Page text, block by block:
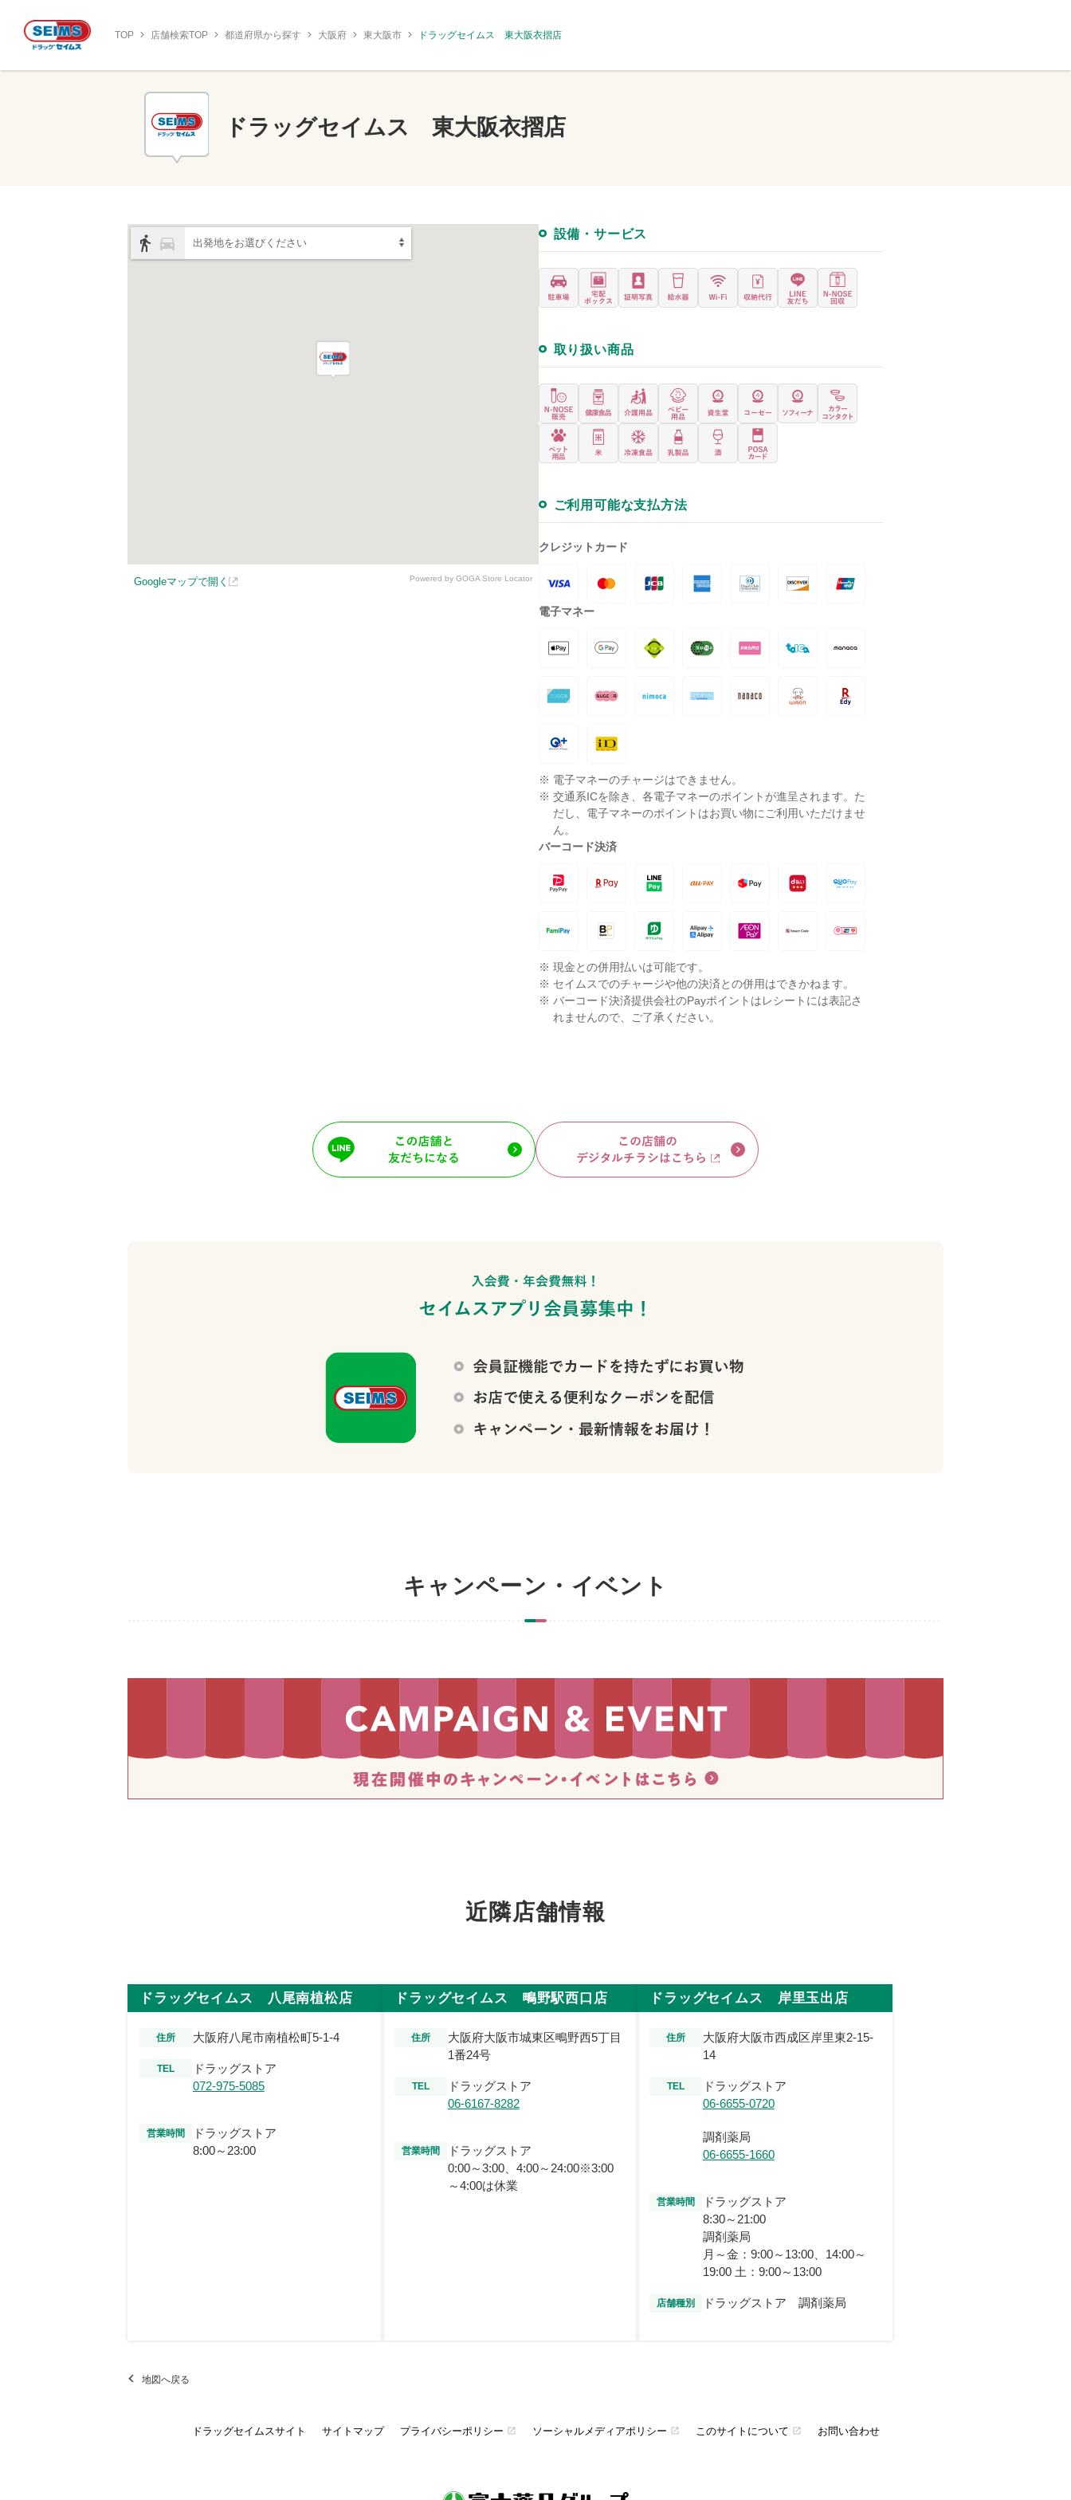
TOP 店舗検索TOP 都道府県から探す 大阪府 東大阪市 ドラッグセイムス 東大阪衣摺店
ドラッグセイムス 東大阪衣摺店
出発地をお選びください
Googleマップで開く Powered by GOGA Store Locator
設備・サービス
取り扱い商品
ご利用可能な支払方法
クレジットカード
電子マネー
※ 電子マネーのチャージはできません。
※ 交通系ICを除き、各電子マネーのポイントが進呈されます。た
だし、電子マネーのポイントはお買い物にご利用いただけませ
ん。
バーコード決済
※ 現金との併用払いは可能です。
※ セイムスでのチャージや他の決済との併用はできかねます。
※ バーコード決済提供会社のPayポイントはレシートには表記さ
れませんので、ご了承ください。
キャンペーン・イベント
近隣店舗情報
ドラッグセイムス 八尾南植松店
住所 大阪府八尾市南植松町5-1-4
TEL
ドラッグストア
072-975-5085
営業時間
ドラッグストア
8:00～23:00
ドラッグセイムス 鴫野駅西口店
住所
大阪府大阪市城東区鴫野西5丁目
1番24号
TEL
ドラッグストア
06-6167-8282
営業時間
ドラッグストア
0:00～3:00、4:00～24:00※3:00
～4:00は休業
ドラッグセイムス 岸里玉出店
住所
大阪府大阪市西成区岸里東2-15-
14
TEL
ドラッグストア
06-6655-0720
調剤薬局
06-6655-1660
営業時間
ドラッグストア
8:30～21:00
調剤薬局
月～金：9:00～13:00、14:00～
19:00 土：9:00～13:00
店舗種別 ドラッグストア 調剤薬局
地図へ戻る
ドラッグセイムスサイト サイトマップ プライバシーポリシー open_in_new ソーシャルメディアポリシー open_in_new このサイトについて open_in_new お問い合わせ